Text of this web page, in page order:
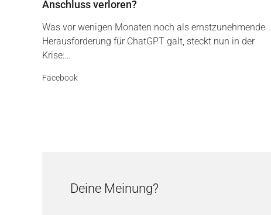
Anschluss verloren?
Was vor wenigen Monaten noch als ernstzunehmende
Herausforderung für ChatGPT galt, steckt nun in der
Krise:…
Facebook
Deine Meinung?